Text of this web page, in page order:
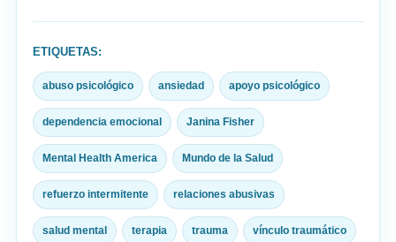
ETIQUETAS:
abuso psicológico ansiedad apoyo psicológico
dependencia emocional Janina Fisher
Mental Health America Mundo de la Salud
refuerzo intermitente relaciones abusivas
salud mental terapia trauma vínculo traumático